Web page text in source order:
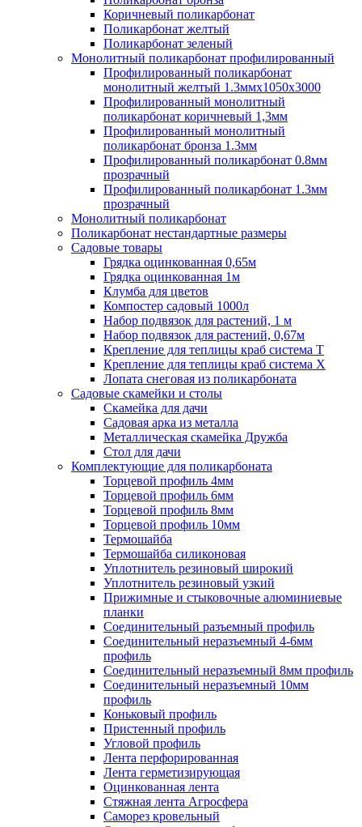
Коричневый поликарбонат
Поликарбонат желтый
Поликарбонат зеленый
Монолитный поликарбонат профилированный
Профилированный поликарбонат
монолитный желтый 1.3ммх1050х3000
Профилированный монолитный
поликарбонат коричневый 1,3мм
Профилированный монолитный
поликарбонат бронза 1.3мм
Профилированный поликарбонат 0.8мм
прозрачный
Профилированный поликарбонат 1.3мм
прозрачный
Монолитный поликарбонат
Поликарбонат нестандартные размеры
Садовые товары
Грядка оцинкованная 0,65м
Грядка оцинкованная 1м
Клумба для цветов
Компостер садовый 1000л
Набор подвязок для растений, 1 м
Набор подвязок для растений, 0,67м
Крепление для теплицы краб система Т
Крепление для теплицы краб система Х
Лопата снеговая из поликарбоната
Садовые скамейки и столы
Скамейка для дачи
Садовая арка из металла
Металлическая скамейка Дружба
Стол для дачи
Комплектующие для поликарбоната
Торцевой профиль 4мм
Торцевой профиль 6мм
Торцевой профиль 8мм
Торцевой профиль 10мм
Термошайба
Термошайба силиконовая
Уплотнитель резиновый широкий
Уплотнитель резиновый узкий
Прижимные и стыковочные алюминиевые
планки
Соединительный разъемный профиль
Соединительный неразъемный 4-6мм
профиль
Соединительный неразъемный 8мм профиль
Соединительный неразъемный 10мм
профиль
Коньковый профиль
Пристенный профиль
Угловой профиль
Лента перфорированная
Лента герметизирующая
Оцинкованная лента
Стяжная лента Агросфера
Саморез кровельный